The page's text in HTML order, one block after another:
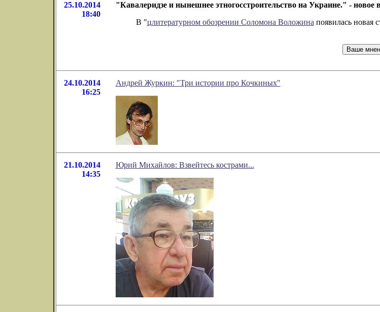
25.10.2014
18:40
"Кавалеридзе и нынешнее этногосстроительство на Украине." -
В "цлитературном обозрении Соломона Воложина появилась новая
24.10.2014
16:25
Андрей Журкин: "Три истории про Кочкиных"
21.10.2014
14:35
Юрий Михайлов: Взвейтесь кострами...